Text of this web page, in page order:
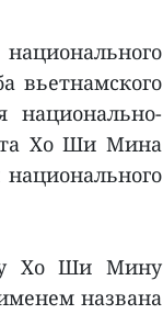
вьетнамского
национально-
Хо Ши Мина
Хо Ши Мину
названа